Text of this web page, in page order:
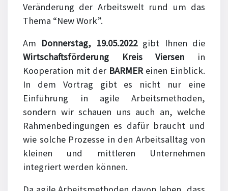
Veränderung der Arbeitswelt rund um das
Thema “New Work”.
Am Donnerstag, 19.05.2022 gibt Ihnen die
Wirtschaftsförderung Kreis Viersen in
Kooperation mit der BARMEReinen Einblick.
In dem Vortrag gibt es nicht nur eine
Einführung in agile Arbeitsmethoden,
sondern wir schauen uns auch an, welche
Rahmenbedingungen es dafür braucht und
wie solche Prozesse in den Arbeitsalltag von
kleinen und mittleren Unternehmen
integriert werden können.